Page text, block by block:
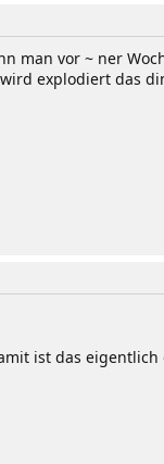
man vor ~ ner
explodiert das
ist das